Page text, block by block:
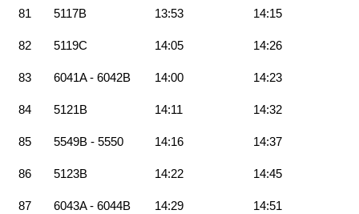
81 5117B 13:53 14:15
82 5119C 14:05 14:26
83 6041A - 6042B 14:00 14:23
84 5121B 14:11 14:32
85 5549B - 5550 14:16 14:37
86 5123B 14:22 14:45
87 6043A - 6044B 14:29 14:51